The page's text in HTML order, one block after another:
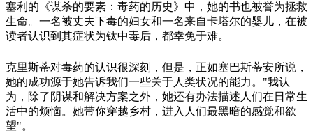
塞利的《谋杀的要素：毒药的历史》中，她的书也被誉为拯救
生命。一名被丈夫下毒的妇女和一名来自卡塔尔的婴儿，在被
读者认识到其症状为钛中毒后，都幸免于难。
克里斯蒂对毒药的认识很深刻，但是，正如塞巴斯蒂安所说，
她的成功源于她告诉我们一些关于人类状况的能力。"我认
为，除了阴谋和解决方案之外，她还有办法描述人们在日常生
活中的烦恼。她带你穿越乡村，进入人们最黑暗的感觉和欲
望"。